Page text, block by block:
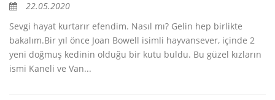
22.05.2020
Sevgi hayat kurtarır efendim. Nasıl mı? Gelin hep birlikte
bakalım.Bir yıl önce Joan Bowell isimli hayvansever, içinde 2
yeni doğmuş kedinin olduğu bir kutu buldu. Bu güzel kızların
ismi Kaneli ve Van...